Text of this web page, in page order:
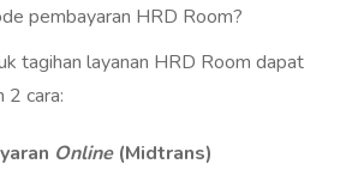
pembayaran HRD Room?
tagihan layanan HRD Room dapat
2 cara:
Online(Midtrans)